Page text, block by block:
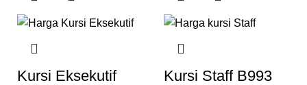
Kursi Eksekutif
Kursi Staff B993